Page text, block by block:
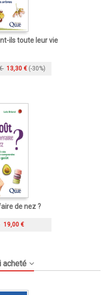
ils toute leur vie
13,30 € (-30%)
de nez ?
19,00 €
acheté